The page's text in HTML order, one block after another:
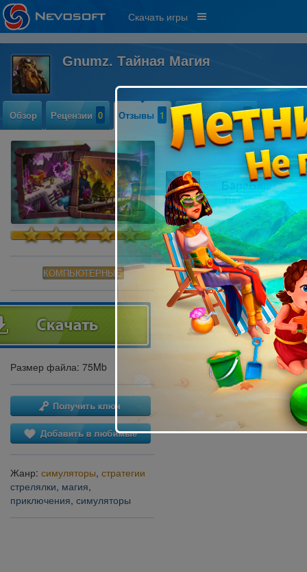
Скачать игры
Gnumz. Тайная Магия
Обзор Рецензии 0 Отзывы 1 Прохождение 0
КОМПЬЮТЕРНЫЕ
Размер файла: 75Mb
Жанр: симуляторы, стратегии
стрелялки, магия,
приключения, симуляторы
БараБашка
Это определенно